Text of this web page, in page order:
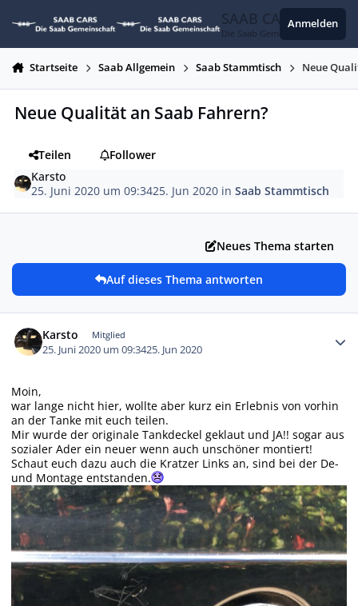
SAAB CARS
Die Saab Gemeinschaft
Anmelden
Startseite Saab Allgemein Saab Stammtisch Neue
Neue Qualität an Saab Fahrern?
Teilen
Follower
Karsto
25. Juni 2020 um 09:3425. Jun 2020 inSaab Stammtisch
Neues Thema starten
Auf dieses Thema antworten
Karsto Mitglied
25. Juni 2020 um 09:3425. Jun 2020
Moin,
war lange nicht hier, wollte aber kurz ein Erlebnis von vorhin
an der Tanke mit euch teilen.
Mir wurde der originale Tankdeckel geklaut und JA!! sogar aus
sozialer Ader ein neuer wenn auch unschöner montiert!
Schaut euch dazu auch die Kratzer Links an, sind bei der De-
und Montage entstanden.